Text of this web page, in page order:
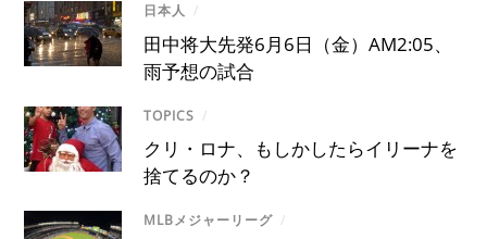
日本人 /
田中将大先発6月6日（金）AM2:05、
雨予想の試合
TOPICS /
クリ・ロナ、もしかしたらイリーナを
捨てるのか？
MLBメジャーリーグ /